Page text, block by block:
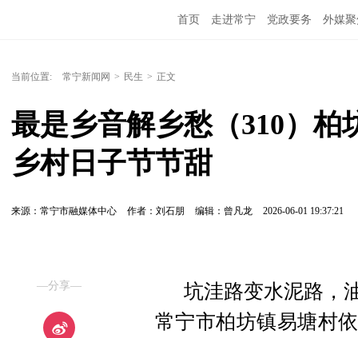
首页 走进常宁 党政要务 外媒
当前位置: 常宁新闻网 > 民生 > 正文
最是乡音解乡愁（310）柏
乡村日子节节甜
来源：常宁市融媒体中心 作者：刘石朋 编辑：曾凡龙 2026-06-01 19:37:21
—分享—
坑洼路变水泥路，
常宁市柏坊镇易塘村